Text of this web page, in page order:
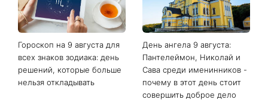
Гороскоп на 9 августа для
всех знаков зодиака: день
решений, которые больше
нельзя откладывать
День ангела 9 августа:
Пантелеймон, Николай и
Сава среди именинников -
почему в этот день стоит
совершить доброе дело